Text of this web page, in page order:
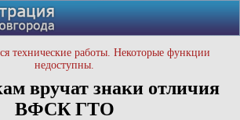
технические работы. Некоторые функции
недоступны.
вручат знаки отличия
ВФСК ГТО